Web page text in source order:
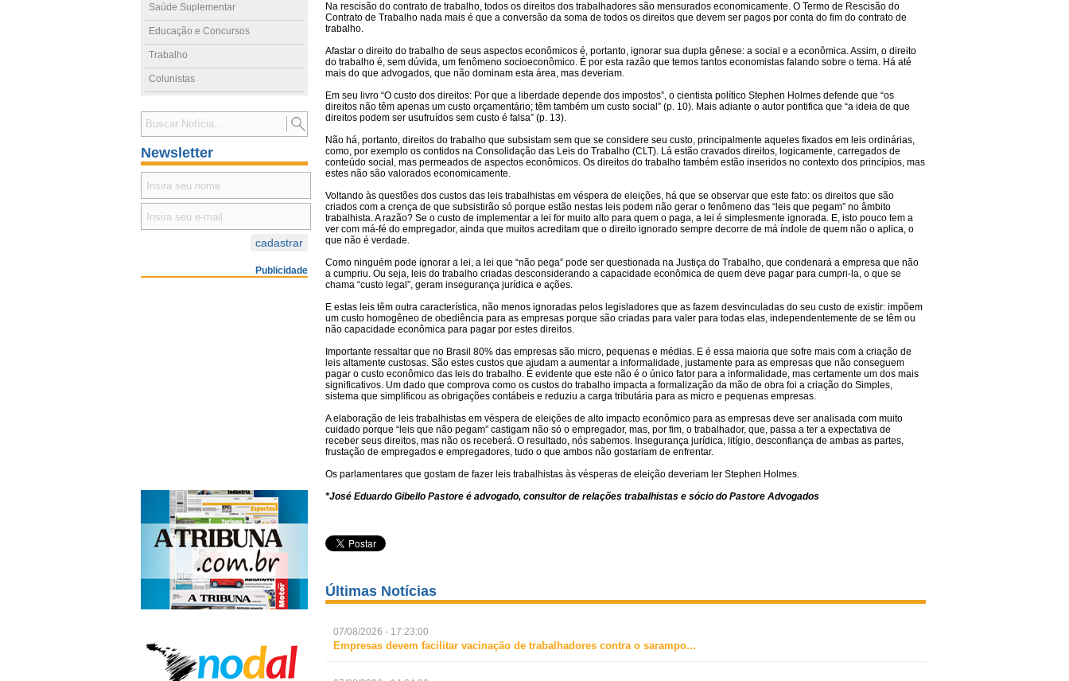
Saúde Suplementar
Educação e Concursos
Trabalho
Colunistas
Newsletter
Publicidade
Na rescisão do contrato de trabalho, todos os direitos dos trabalhadores são mensurados economicamente. O Termo de Rescisão do
Contrato de Trabalho nada mais é que a conversão da soma de todos os direitos que devem ser pagos por conta do fim do contrato de
trabalho.
Afastar o direito do trabalho de seus aspectos econômicos é, portanto, ignorar sua dupla gênese: a social e a econômica. Assim, o direito
do trabalho é, sem dúvida, um fenômeno socioeconômico. É por esta razão que temos tantos economistas falando sobre o tema. Há até
mais do que advogados, que não dominam esta área, mas deveriam.
Em seu livro “O custo dos direitos: Por que a liberdade depende dos impostos”, o cientista político Stephen Holmes defende que “os
direitos não têm apenas um custo orçamentário; têm também um custo social” (p. 10). Mais adiante o autor pontifica que “a ideia de que
direitos podem ser usufruídos sem custo é falsa” (p. 13).
Não há, portanto, direitos do trabalho que subsistam sem que se considere seu custo, principalmente aqueles fixados em leis ordinárias,
como, por exemplo os contidos na Consolidação das Leis do Trabalho (CLT). Lá estão cravados direitos, logicamente, carregados de
conteúdo social, mas permeados de aspectos econômicos. Os direitos do trabalho também estão inseridos no contexto dos princípios, mas
estes não são valorados economicamente.
Voltando às questões dos custos das leis trabalhistas em véspera de eleições, há que se observar que este fato: os direitos que são
criados com a crença de que subsistirão só porque estão nestas leis podem não gerar o fenômeno das “leis que pegam” no âmbito
trabalhista. A razão? Se o custo de implementar a lei for muito alto para quem o paga, a lei é simplesmente ignorada. E, isto pouco tem a
ver com má-fé do empregador, ainda que muitos acreditam que o direito ignorado sempre decorre de má índole de quem não o aplica, o
que não é verdade.
Como ninguém pode ignorar a lei, a lei que “não pega” pode ser questionada na Justiça do Trabalho, que condenará a empresa que não
a cumpriu. Ou seja, leis do trabalho criadas desconsiderando a capacidade econômica de quem deve pagar para cumpri-la, o que se
chama “custo legal”, geram insegurança jurídica e ações.
E estas leis têm outra característica, não menos ignoradas pelos legisladores que as fazem desvinculadas do seu custo de existir: impõem
um custo homogêneo de obediência para as empresas porque são criadas para valer para todas elas, independentemente de se têm ou
não capacidade econômica para pagar por estes direitos.
Importante ressaltar que no Brasil 80% das empresas são micro, pequenas e médias. E é essa maioria que sofre mais com a criação de
leis altamente custosas. São estes custos que ajudam a aumentar a informalidade, justamente para as empresas que não conseguem
pagar o custo econômico das leis do trabalho. É evidente que este não é o único fator para a informalidade, mas certamente um dos mais
significativos. Um dado que comprova como os custos do trabalho impacta a formalização da mão de obra foi a criação do Simples,
sistema que simplificou as obrigações contábeis e reduziu a carga tributária para as micro e pequenas empresas.
A elaboração de leis trabalhistas em véspera de eleições de alto impacto econômico para as empresas deve ser analisada com muito
cuidado porque “leis que não pegam” castigam não só o empregador, mas, por fim, o trabalhador, que, passa a ter a expectativa de
receber seus direitos, mas não os receberá. O resultado, nós sabemos. Insegurança jurídica, litígio, desconfiança de ambas as partes,
frustação de empregados e empregadores, tudo o que ambos não gostariam de enfrentar.
Os parlamentares que gostam de fazer leis trabalhistas às vésperas de eleição deveriam ler Stephen Holmes.
*José Eduardo Gibello Pastore é advogado, consultor de relações trabalhistas e sócio do Pastore Advogados
Últimas Notícias
07/08/2026 - 17:23:00
Empresas devem facilitar vacinação de trabalhadores contra o sarampo...